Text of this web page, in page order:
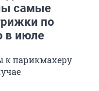
самые
по
в июле
к парикмахеру